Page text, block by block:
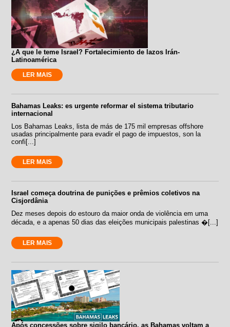
¿A que le teme Israel? Fortalecimiento de lazos Irán-
Latinoamérica
LER MAIS
Bahamas Leaks: es urgente reformar el sistema tributario
internacional
Los Bahamas Leaks, lista de más de 175 mil empresas offshore
usadas principalmente para evadir el pago de impuestos, son la
confi[...]
LER MAIS
Israel começa doutrina de punições e prêmios coletivos na
Cisjordânia
Dez meses depois do estouro da maior onda de violência em uma
década, e a apenas 50 dias das eleições municipais palestinas �[...]
LER MAIS
Após concessões sobre sigilo bancário, as Bahamas voltam a